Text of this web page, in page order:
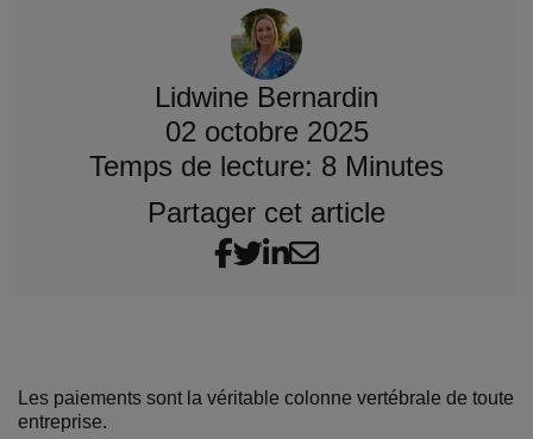
Lidwine Bernardin
02 octobre 2025
Temps de lecture: 8 Minutes
Partager cet article
Les paiements sont la véritable colonne vertébrale de toute
entreprise.